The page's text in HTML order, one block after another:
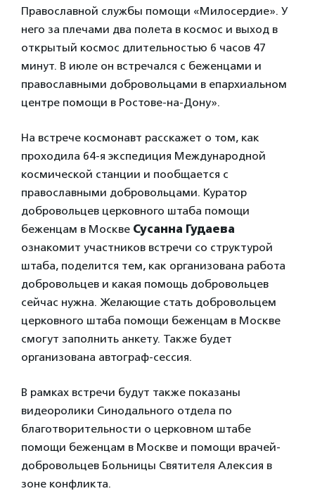
Православной службы помощи «Милосердие». У
него за плечами два полета в космос и выход в
открытый космос длительностью 6 часов 47
минут. В июле он встречался с беженцами и
православными добровольцами в епархиальном
центре помощи в Ростове-на-Дону».
На встрече космонавт расскажет о том, как
проходила 64-я экспедиция Международной
космической станции и пообщается с
православными добровольцами. Куратор
добровольцев церковного штаба помощи
беженцам в Москве Сусанна Гудаева
ознакомит участников встречи со структурой
штаба, поделится тем, как организована работа
добровольцев и какая помощь добровольцев
сейчас нужна. Желающие стать добровольцем
церковного штаба помощи беженцам в Москве
смогут заполнить анкету. Также будет
организована автограф-сессия.
В рамках встречи будут также показаны
видеоролики Синодального отдела по
благотворительности о церковном штабе
помощи беженцам в Москве и помощи врачей-
добровольцев Больницы Святителя Алексия в
зоне конфликта.